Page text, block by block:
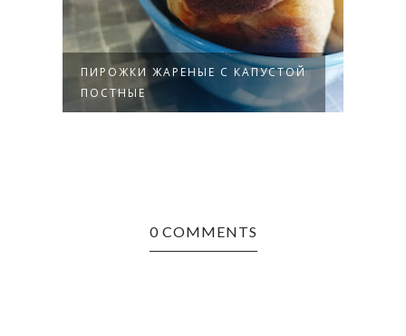
ПИРОЖКИ ЖАРЕНЫЕ С КАПУСТОЙ
ПОСТНЫЕ
0 COMMENTS